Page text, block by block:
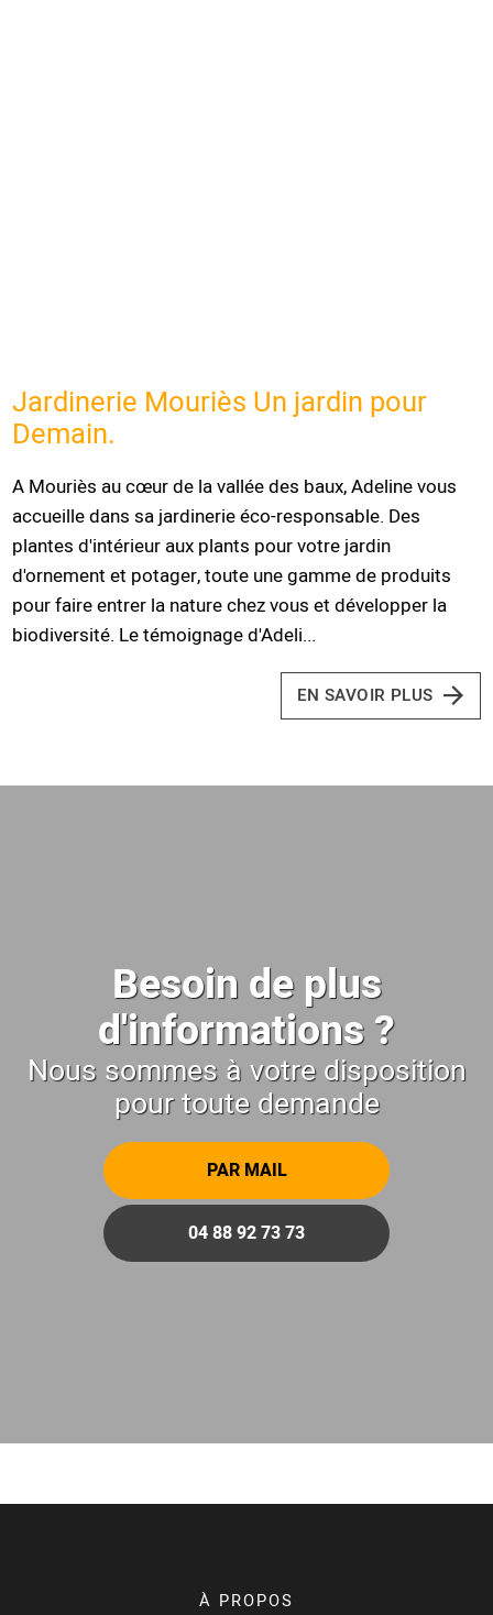
Jardinerie Mouriès Un jardin pour
Demain.
A Mouriès au cœur de la vallée des baux, Adeline vous
accueille dans sa jardinerie éco-responsable. Des
plantes d'intérieur aux plants pour votre jardin
d'ornement et potager, toute une gamme de produits
pour faire entrer la nature chez vous et développer la
biodiversité. Le témoignage d'Adeli...
EN SAVOIR PLUS
Besoin de plus
d'informations ?
Nous sommes à votre disposition
pour toute demande
PAR MAIL
04 88 92 73 73
À PROPOS